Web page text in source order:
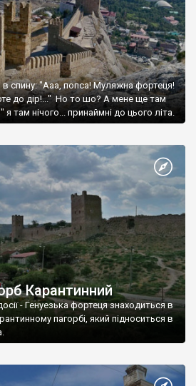
спину: "Ааа, попса! Муляжна фортеця!
до дір!..." Но то шо? А мене ще там
там нічого... принаймні до цього літа.
Карантинний
- Генуезька фортеця знаходиться в
пагорбі, який підноситься в